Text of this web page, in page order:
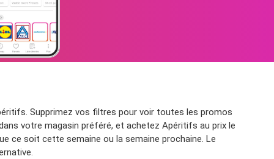
Supprimez vos filtres pour voir toutes les promos
votre magasin préféré, et achetez Apéritifs au prix le
ce soit cette semaine ou la semaine prochaine. Le